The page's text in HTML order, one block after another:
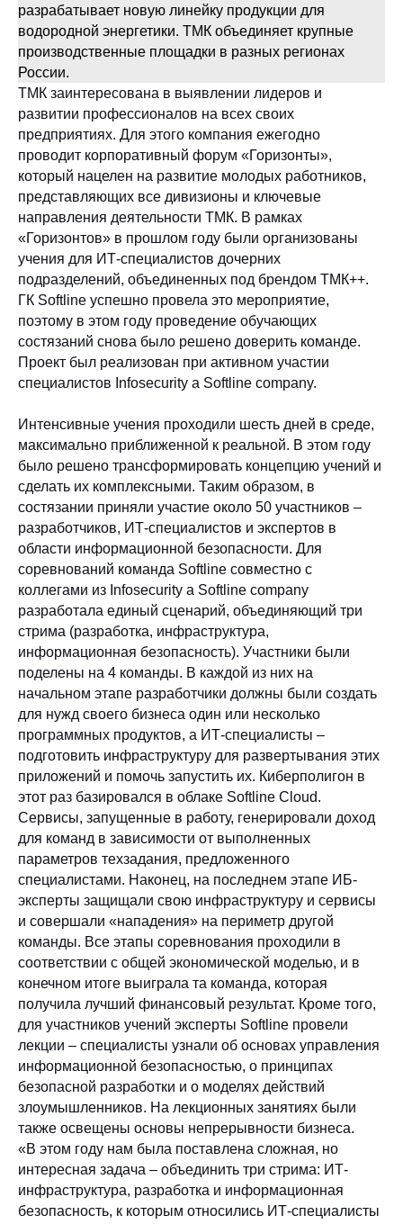
разрабатывает новую линейку продукции для
водородной энергетики. ТМК объединяет крупные
производственные площадки в разных регионах
России.
ТМК заинтересована в выявлении лидеров и
развитии профессионалов на всех своих
предприятиях. Для этого компания ежегодно
проводит корпоративный форум «Горизонты»,
который нацелен на развитие молодых работников,
представляющих все дивизионы и ключевые
направления деятельности ТМК. В рамках
«Горизонтов» в прошлом году были организованы
учения для ИТ-специалистов дочерних
подразделений, объединенных под брендом ТМК++.
ГК Softline успешно провела это мероприятие,
поэтому в этом году проведение обучающих
состязаний снова было решено доверить команде.
Проект был реализован при активном участии
специалистов Infosecurity a Softline company.
Интенсивные учения проходили шесть дней в среде,
максимально приближенной к реальной. В этом году
было решено трансформировать концепцию учений и
сделать их комплексными. Таким образом, в
состязании приняли участие около 50 участников –
разработчиков, ИТ-специалистов и экспертов в
области информационной безопасности. Для
соревнований команда Softline совместно с
коллегами из Infosecurity a Softline company
разработала единый сценарий, объединяющий три
стрима (разработка, инфраструктура,
информационная безопасность). Участники были
поделены на 4 команды. В каждой из них на
начальном этапе разработчики должны были создать
для нужд своего бизнеса один или несколько
программных продуктов, а ИТ-специалисты –
подготовить инфраструктуру для развертывания этих
приложений и помочь запустить их. Киберполигон в
этот раз базировался в облаке Softline Cloud.
Сервисы, запущенные в работу, генерировали доход
для команд в зависимости от выполненных
параметров техзадания, предложенного
специалистами. Наконец, на последнем этапе ИБ-
эксперты защищали свою инфраструктуру и сервисы
и совершали «нападения» на периметр другой
команды. Все этапы соревнования проходили в
соответствии с общей экономической моделью, и в
конечном итоге выиграла та команда, которая
получила лучший финансовый результат. Кроме того,
для участников учений эксперты Softline провели
лекции – специалисты узнали об основах управления
информационной безопасностью, о принципах
безопасной разработки и о моделях действий
злоумышленников. На лекционных занятиях были
также освещены основы непрерывности бизнеса.
«В этом году нам была поставлена сложная, но
интересная задача – объединить три стрима: ИТ-
инфраструктура, разработка и информационная
безопасность, к которым относились ИТ-специалисты